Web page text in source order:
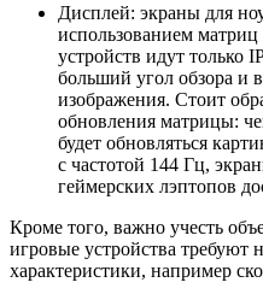
Дисплей: экраны для
использованием
устройств идут только
больший угол обзора и
изображения. Стоит
обновления матрицы:
будет обновляться
с частотой 144 Гц,
геймерских лэптопов
Кроме того, важно учесть
игровые устройства требуют
характеристики, например